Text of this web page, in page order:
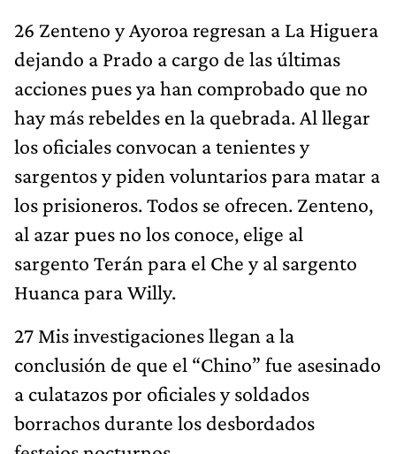
26 Zenteno y Ayoroa regresan a La Higuera
dejando a Prado a cargo de las últimas
acciones pues ya han comprobado que no
hay más rebeldes en la quebrada. Al llegar
los oficiales convocan a tenientes y
sargentos y piden voluntarios para matar a
los prisioneros. Todos se ofrecen. Zenteno,
al azar pues no los conoce, elige al
sargento Terán para el Che y al sargento
Huanca para Willy.
27 Mis investigaciones llegan a la
conclusión de que el “Chino” fue asesinado
a culatazos por oficiales y soldados
borrachos durante los desbordados